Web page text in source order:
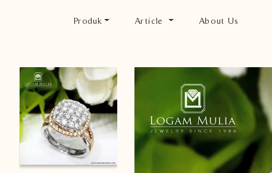
Produk Article About Us